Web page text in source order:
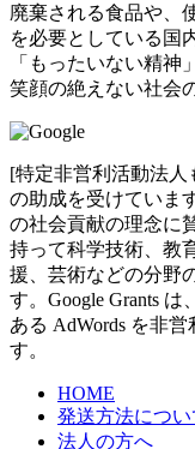
廃棄される食品や、
を必要としている国
「もったいない精
笑顔の絶えない社会
[特定非営利活動法人
の助成を受けていま
の社会貢献の理念に
持って科学技術、教
援、芸術などの分野
す。Google Grants
ある AdWords を非
す。
HOME
発送方法につい
法人の方へ